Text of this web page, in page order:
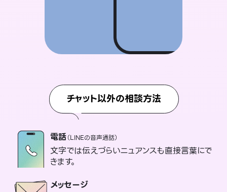
チャット以外の相談方法
電話（LINEの音声通話）
文字では伝えづらいニュアンスも直接言葉にで
きます。
メッセージ